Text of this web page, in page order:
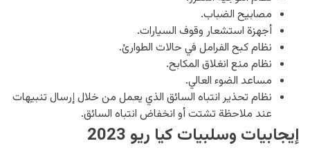
مصابيح الضباب.
أجهزة استشعار وقوف السيارات.
نظام كبح الفرامل في حالات الطوارئ.
نظام منع انغلاق المكابح.
مساعد الضوء العالي.
نظام تحذير انتباه السائق الذي يعمل من خلال إرسال تنبيهات
عند ملاحظة تشتت أو انخفاض انتباه السائق.
إيجابيات وسلبيات كيا ريو 2023